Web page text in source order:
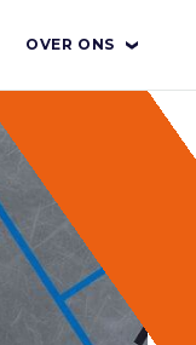
OVER ONS